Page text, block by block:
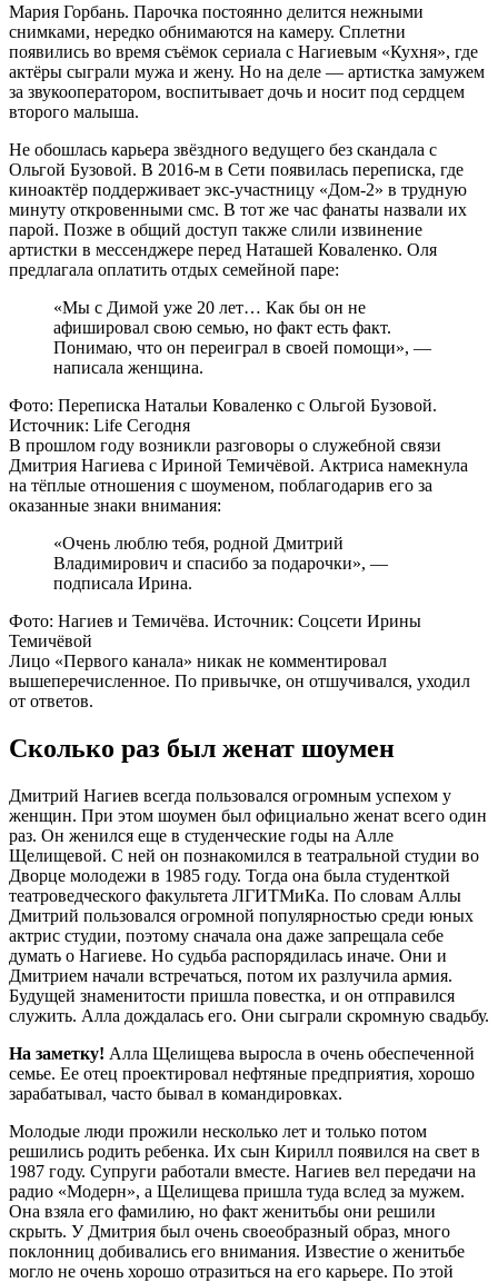
Мария Горбань. Парочка постоянно делится нежными
снимками, нередко обнимаются на камеру. Сплетни
появились во время съёмок сериала с Нагиевым «Кухня», где
актёры сыграли мужа и жену. Но на деле — артистка замужем
за звукооператором, воспитывает дочь и носит под сердцем
второго малыша.
Не обошлась карьера звёздного ведущего без скандала с
Ольгой Бузовой. В 2016-м в Сети появилась переписка, где
киноактёр поддерживает экс-участницу «Дом-2» в трудную
минуту откровенными смс. В тот же час фанаты назвали их
парой. Позже в общий доступ также слили извинение
артистки в мессенджере перед Наташей Коваленко. Оля
предлагала оплатить отдых семейной паре:
«Мы с Димой уже 20 лет… Как бы он не
афишировал свою семью, но факт есть факт.
Понимаю, что он переиграл в своей помощи», —
написала женщина.
Фото: Переписка Натальи Коваленко с Ольгой Бузовой.
Источник: Life Сегодня
В прошлом году возникли разговоры о служебной связи
Дмитрия Нагиева с Ириной Темичёвой. Актриса намекнула
на тёплые отношения с шоуменом, поблагодарив его за
оказанные знаки внимания:
«Очень люблю тебя, родной Дмитрий
Владимирович и спасибо за подарочки», —
подписала Ирина.
Фото: Нагиев и Темичёва. Источник: Соцсети Ирины
Темичёвой
Лицо «Первого канала» никак не комментировал
вышеперечисленное. По привычке, он отшучивался, уходил
от ответов.
Сколько раз был женат шоумен
Дмитрий Нагиев всегда пользовался огромным успехом у
женщин. При этом шоумен был официально женат всего один
раз. Он женился еще в студенческие годы на Алле
Щелищевой. С ней он познакомился в театральной студии во
Дворце молодежи в 1985 году. Тогда она была студенткой
театроведческого факультета ЛГИТМиКа. По словам Аллы
Дмитрий пользовался огромной популярностью среди юных
актрис студии, поэтому сначала она даже запрещала себе
думать о Нагиеве. Но судьба распорядилась иначе. Они и
Дмитрием начали встречаться, потом их разлучила армия.
Будущей знаменитости пришла повестка, и он отправился
служить. Алла дождалась его. Они сыграли скромную свадьбу.
На заметку! Алла Щелищева выросла в очень обеспеченной
семье. Ее отец проектировал нефтяные предприятия, хорошо
зарабатывал, часто бывал в командировках.
Молодые люди прожили несколько лет и только потом
решились родить ребенка. Их сын Кирилл появился на свет в
1987 году. Супруги работали вместе. Нагиев вел передачи на
радио «Модерн», а Щелищева пришла туда вслед за мужем.
Она взяла его фамилию, но факт женитьбы они решили
скрыть. У Дмитрия был очень своеобразный образ, много
поклонниц добивались его внимания. Известие о женитьбе
могло не очень хорошо отразиться на его карьере. По этой